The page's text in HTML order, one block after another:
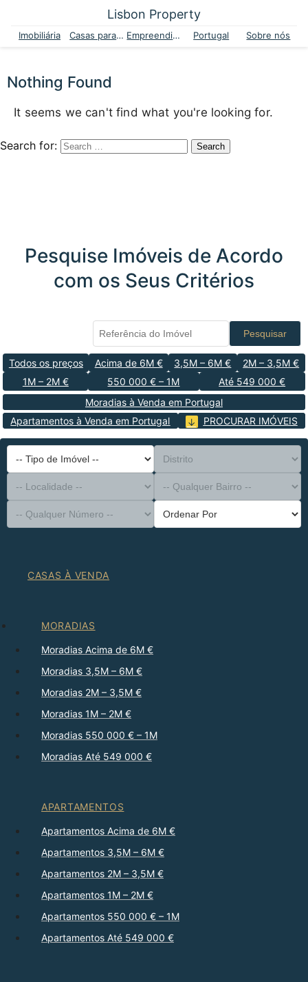
Lisbon Property
Imobiliária Casas para venda Empreendimentos Portugal Sobre nós
Nothing Found
It seems we can't find what you're looking for.
Search for:
Pesquise Imóveis de Acordo
com os Seus Critérios
Pesquisar
Todos os preços Acima de 6M € 3,5M – 6M €
2M – 3,5M €
1M – 2M €
550 000 € – 1M
Até 549 000 €
Moradias à Venda em Portugal
Apartamentos à Venda em Portugal
PROCURAR IMÓVEIS
-- Tipo de Imóvel --
Distrito
-- Localidade --
-- Qualquer Bairro --
-- Qualquer Número --
Ordenar Por
CASAS À VENDA
MORADIAS
Moradias Acima de 6M €
Moradias 3,5M – 6M €
Moradias 2M – 3,5M €
Moradias 1M – 2M €
Moradias 550 000 € – 1M
Moradias Até 549 000 €
APARTAMENTOS
Apartamentos Acima de 6M €
Apartamentos 3,5M – 6M €
Apartamentos 2M – 3,5M €
Apartamentos 1M – 2M €
Apartamentos 550 000 € – 1M
Apartamentos Até 549 000 €